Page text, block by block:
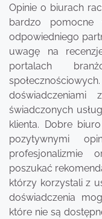
Opinie o biurach
bardzo
odpowiedniego
uwagę na
portalach
doświadczeniami
świadczonych
klienta. Dobre
pozytywnymi
profesjonalizmie
poszukać
którzy korzystali z
doświadczenia
które nie są